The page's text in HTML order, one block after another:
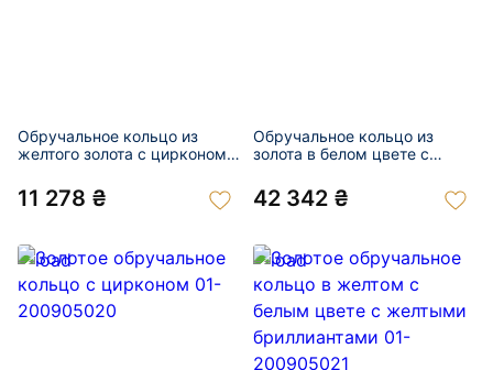
Обручальное кольцо из
желтого золота с цирконом
11 278 ₴
Обручальное кольцо из
золота в белом цвете с
200922154
42 342 ₴